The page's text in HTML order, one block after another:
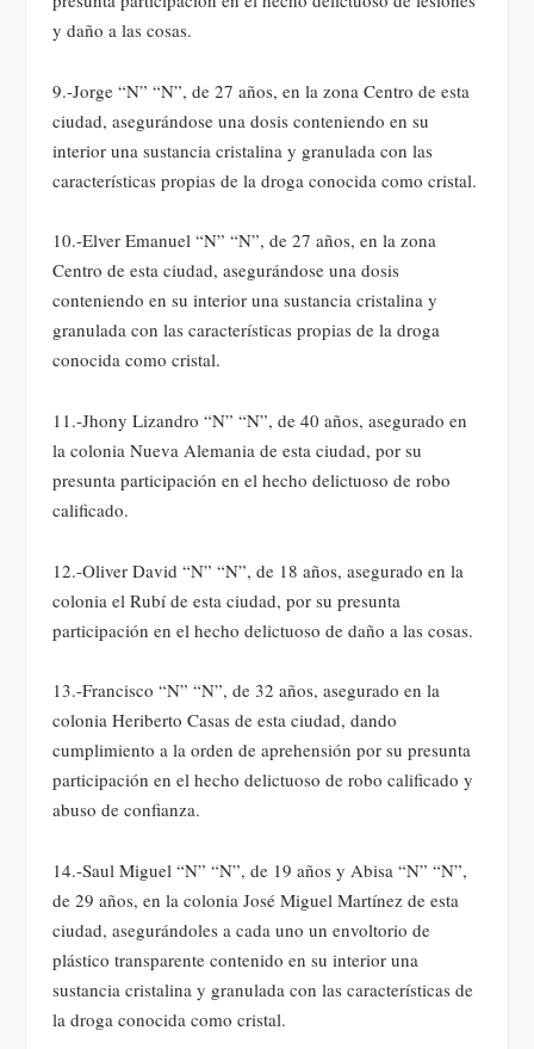
y daño a las cosas.
9.-Jorge “N” “N”, de 27 años, en la zona Centro de esta
ciudad, asegurándose una dosis conteniendo en su
interior una sustancia cristalina y granulada con las
características propias de la droga conocida como cristal.
10.-Elver Emanuel “N” “N”, de 27 años, en la zona
Centro de esta ciudad, asegurándose una dosis
conteniendo en su interior una sustancia cristalina y
granulada con las características propias de la droga
conocida como cristal.
11.-Jhony Lizandro “N” “N”, de 40 años, asegurado en
la colonia Nueva Alemania de esta ciudad, por su
presunta participación en el hecho delictuoso de robo
calificado.
12.-Oliver David “N” “N”, de 18 años, asegurado en la
colonia el Rubí de esta ciudad, por su presunta
participación en el hecho delictuoso de daño a las cosas.
13.-Francisco “N” “N”, de 32 años, asegurado en la
colonia Heriberto Casas de esta ciudad, dando
cumplimiento a la orden de aprehensión por su presunta
participación en el hecho delictuoso de robo calificado y
abuso de confianza.
14.-Saul Miguel “N” “N”, de 19 años y Abisa “N” “N”,
de 29 años, en la colonia José Miguel Martínez de esta
ciudad, asegurándoles a cada uno un envoltorio de
plástico transparente contenido en su interior una
sustancia cristalina y granulada con las características de
la droga conocida como cristal.